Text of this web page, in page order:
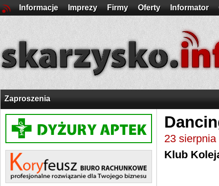
Informacje Imprezy Firmy Oferty Informator
Zaproszenia
23 sierpnia
Klub